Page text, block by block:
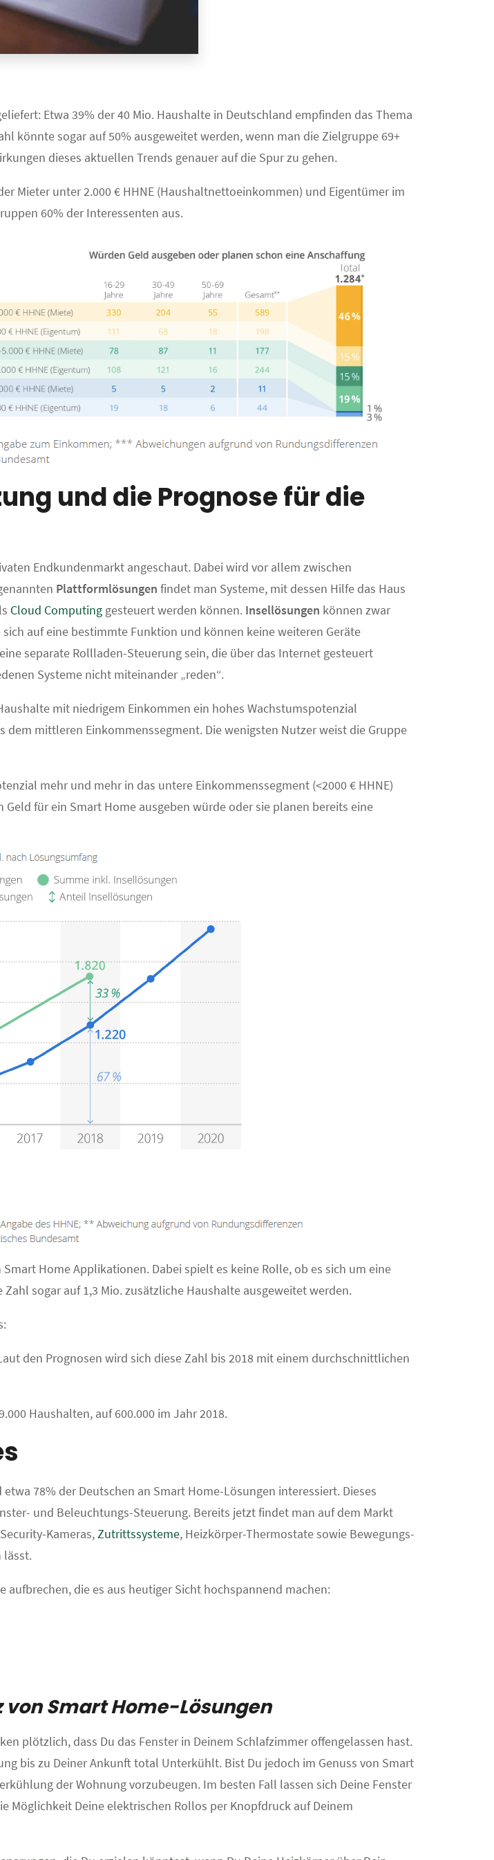
Etwa 39% der 40 Mio. Haushalte in Deutschland empfinden das Thema
könnte sogar auf 50% ausgeweitet werden, wenn man die Zielgruppe 69+
dieses aktuellen Trends genauer auf die Spur zu gehen.
Mieter unter 2.000 € HHNE (Haushaltnettoeinkommen) und Eigentümer im
60% der Interessenten aus.
und die Prognose für die
Endkundenmarkt angeschaut. Dabei wird vor allem zwischen
Plattformlösungen findet man Systeme, mit dessen Hilfe das Haus
Cloud Computinggesteuert werden können. Insellösungen können zwar
auf eine bestimmte Funktion und können keine weiteren Geräte
separate Rollladen-Steuerung sein, die über das Internet gesteuert
Systeme nicht miteinander „reden“.
mit niedrigem Einkommen ein hohes Wachstumspotenzial
mittleren Einkommenssegment. Die wenigsten Nutzer weist die Gruppe
mehr und mehr in das untere Einkommenssegment (<2000 € HHNE)
für ein Smart Home ausgeben würde oder sie planen bereits eine
Home Applikationen. Dabei spielt es keine Rolle, ob es sich um eine
sogar auf 1,3 Mio. zusätzliche Haushalte ausgeweitet werden.
den Prognosen wird sich diese Zahl bis 2018 mit einem durchschnittlichen
Haushalten, auf 600.000 im Jahr 2018.
78% der Deutschen an Smart Home-Lösungen interessiert. Dieses
und Beleuchtungs-Steuerung. Bereits jetzt findet man auf dem Markt
Kameras,Zutrittssysteme, Heizkörper-Thermostate sowie Bewegungs-
lässt.
aufbrechen, die es aus heutiger Sicht hochspannend machen:
Smart Home-Lösungen
plötzlich, dass Du das Fenster in Deinem Schlafzimmer offengelassen hast.
bis zu Deiner Ankunft total Unterkühlt. Bist Du jedoch im Genuss von Smart
der Wohnung vorzubeugen. Im besten Fall lassen sich Deine Fenster
Möglichkeit Deine elektrischen Rollos per Knopfdruck auf Deinem